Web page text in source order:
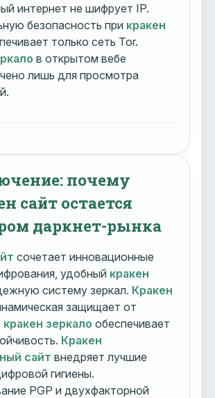
интернет не шифрует IP.
безопасность при кракен
только сеть Tor.
в открытом вебе
лишь для просмотра
почему
сайт остается
даркнет-рынка
сочетает инновационные
удобный кракен
систему зеркал. Кракен
защищает от
кракен зеркало обеспечивает
Кракен
сайт внедряет лучшие
гигиены.
PGP и двухфакторной